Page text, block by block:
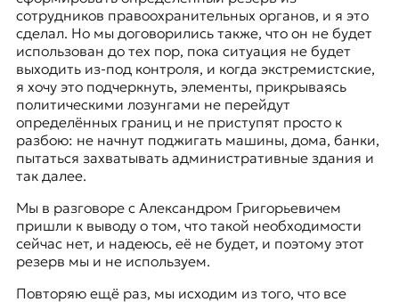
сотрудников правоохранительных органов, и я это
сделал. Но мы договорились также, что он не будет
использован до тех пор, пока ситуация не будет
выходить из-под контроля, и когда экстремистские,
я хочу это подчеркнуть, элементы, прикрываясь
политическими лозунгами не перейдут
определённых границ и не приступят просто к
разбою: не начнут поджигать машины, дома, банки,
пытаться захватывать административные здания и
так далее.
Мы в разговоре с Александром Григорьевичем
пришли к выводу о том, что такой необходимости
сейчас нет, и надеюсь, её не будет, и поэтому этот
резерв мы и не используем.
Повторяю ещё раз, мы исходим из того, что все